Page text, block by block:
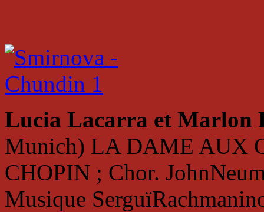
Lucia Lacarra et
Munich) LA DAME AUX
CHOPIN ; Chor.
Musique